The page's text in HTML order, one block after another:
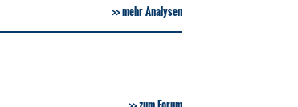
mehr Analysen